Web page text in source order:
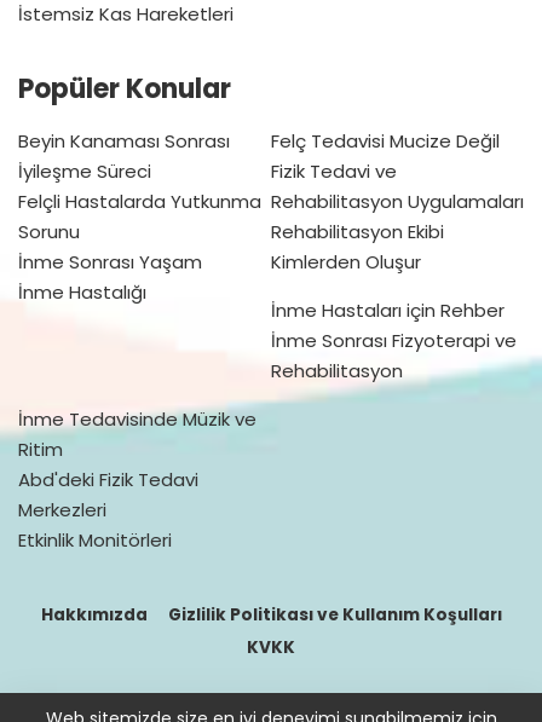
İstemsiz Kas Hareketleri
Popüler Konular
Beyin Kanaması Sonrası
İyileşme Süreci
Felçli Hastalarda Yutkunma
Sorunu
İnme Sonrası Yaşam
İnme Hastalığı
Felç Tedavisi Mucize Değil
Fizik Tedavi ve
Rehabilitasyon Uygulamaları
Rehabilitasyon Ekibi
Kimlerden Oluşur
İnme Hastaları için Rehber
İnme Sonrası Fizyoterapi ve
Rehabilitasyon
İnme Tedavisinde Müzik ve
Ritim
Abd'deki Fizik Tedavi
Merkezleri
Etkinlik Monitörleri
Hakkımızda
Gizlilik Politikası ve Kullanım Koşulları
KVKK